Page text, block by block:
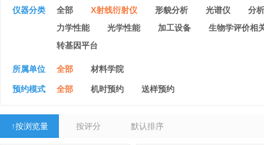
仪器分类 全部 X射线衍射仪 形貌分析 光谱仪
分
力学性能
光学性能 加工设备
生物学评价相
转基因平台
所属单位 全部 材料学院
预约模式 全部 机时预约 送样预约
↑按浏览量 按评分 默认排序